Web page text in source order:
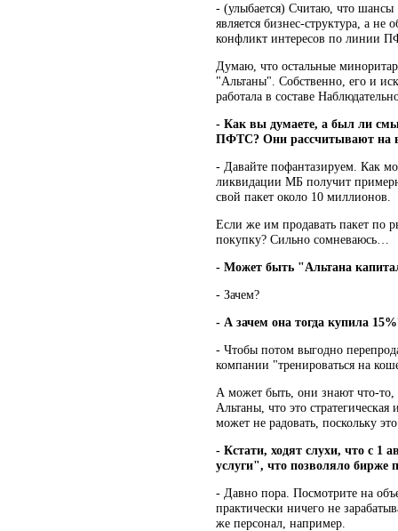
- (улыбается) Считаю, что шансы
является бизнес-структура, а
конфликт интересов по линии
Думаю, что остальные
"Альтаны". Собственно, его и
работала в составе
- Как вы думаете, а был ли
ПФТС? Они рассчитывают на
- Давайте пофантазируем. Как
ликвидации МБ получит
свой пакет около 10 миллионов.
Если же им продавать пакет по
покупку? Сильно сомневаюсь…
- Может быть "Альтана
- Зачем?
- А зачем она тогда купила
- Чтобы потом выгодно
компании "тренироваться на
А может быть, они знают что-то,
Альтаны, что это
может не радовать, поскольку
- Кстати, ходят слухи, что с 1
услуги", что позволяло бирже
- Давно пора. Посмотрите на
практически ничего не
же персонал, например.